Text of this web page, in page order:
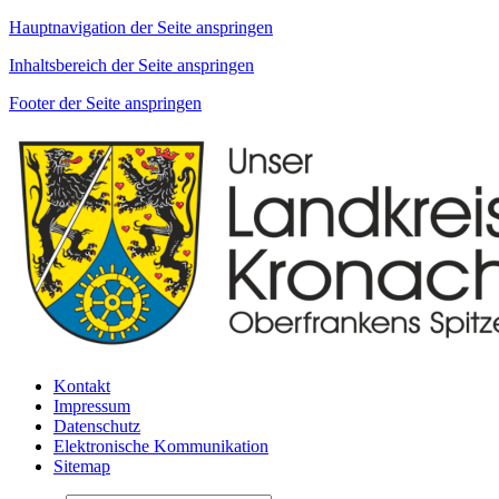
Hauptnavigation der Seite anspringen
Inhaltsbereich der Seite anspringen
Footer der Seite anspringen
Kontakt
Impressum
Datenschutz
Elektronische Kommunikation
Sitemap